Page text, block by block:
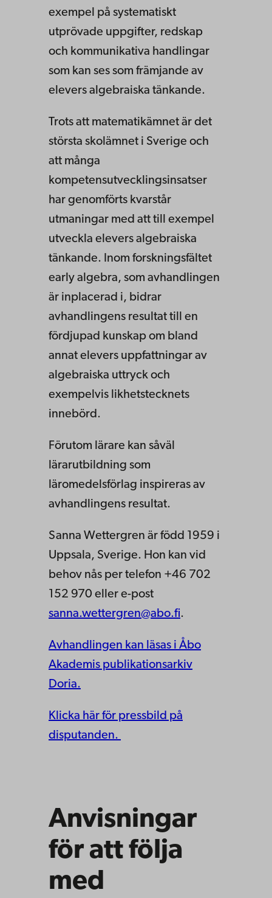
exempel på systematiskt
utprövade uppgifter, redskap
och kommunikativa handlingar
som kan ses som främjande av
elevers algebraiska tänkande.
Trots att matematikämnet är det
största skolämnet i Sverige och
att många
kompetensutvecklingsinsatser
har genomförts kvarstår
utmaningar med att till exempel
utveckla elevers algebraiska
tänkande. Inom forskningsfältet
early algebra, som avhandlingen
är inplacerad i, bidrar
avhandlingens resultat till en
fördjupad kunskap om bland
annat elevers uppfattningar av
algebraiska uttryck och
exempelvis likhetstecknets
innebörd.
Förutom lärare kan såväl
lärarutbildning som
läromedelsförlag inspireras av
avhandlingens resultat.
Sanna Wettergren är född 1959 i
Uppsala, Sverige. Hon kan vid
behov nås per telefon +46 702
152 970 eller e-post
sanna.wettergren@abo.fi.
Avhandlingen kan läsas i Åbo
Akademis publikationsarkiv
Doria.
Klicka här för pressbild på
disputanden.
Anvisningar
för att följa
med